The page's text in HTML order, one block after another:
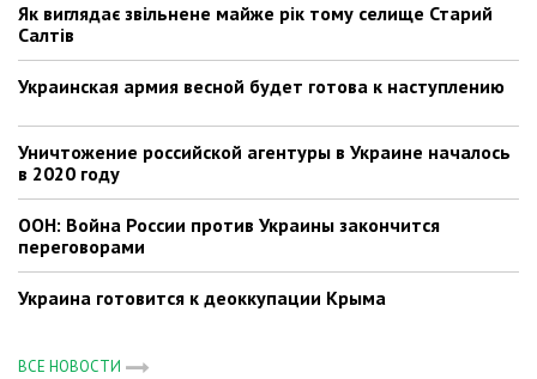
Як виглядає звільнене майже рік тому селище Старий
Салтів
Украинская армия весной будет готова к наступлению
Уничтожение российской агентуры в Украине началось
в 2020 году
ООН: Война России против Украины закончится
переговорами
Украина готовится к деоккупации Крыма
ВСЕ НОВОСТИ